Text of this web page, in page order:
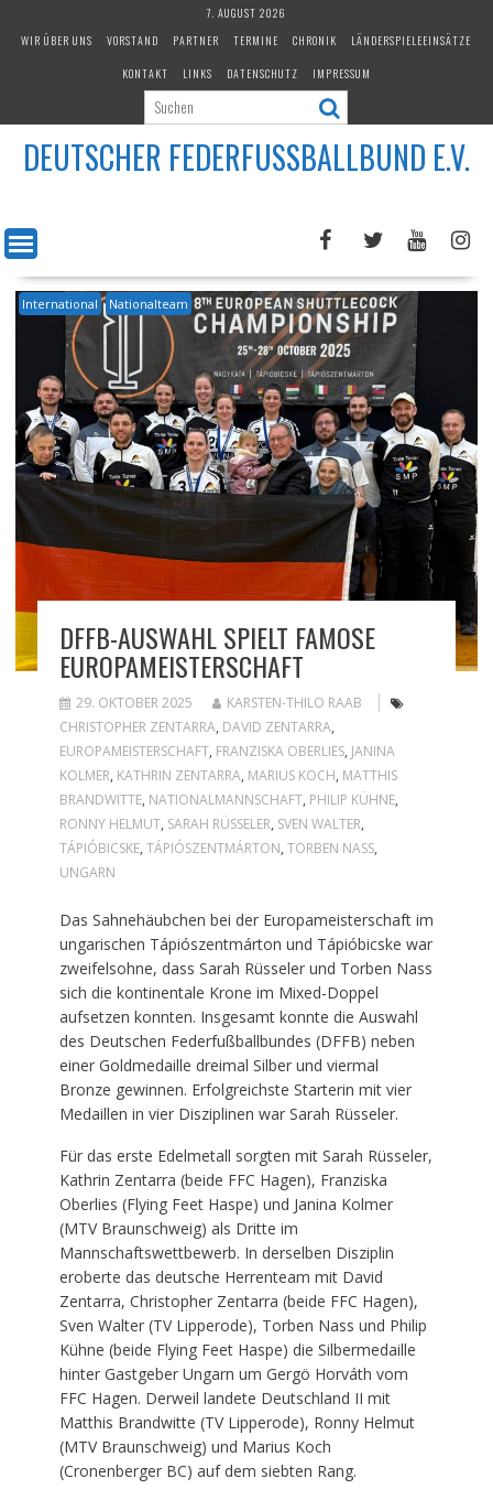
7. AUGUST 2026
WIR ÜBER UNS
VORSTAND PARTNER TERMINE CHRONIK
LÄNDERSPIELEEINSÄTZE
KONTAKT
LINKS DATENSCHUTZ IMPRESSUM
DEUTSCHER FEDERFUSSBALLBUND E.V.
International Nationalteam
DFFB-AUSWAHL SPIELT FAMOSE
EUROPAMEISTERSCHAFT
29. OKTOBER 2025
KARSTEN-THILO RAAB
CHRISTOPHER ZENTARRA, DAVID ZENTARRA,
EUROPAMEISTERSCHAFT, FRANZISKA OBERLIES, JANINA
KOLMER, KATHRIN ZENTARRA, MARIUS KOCH, MATTHIS
BRANDWITTE, NATIONALMANNSCHAFT, PHILIP KÜHNE,
RONNY HELMUT, SARAH RÜSSELER, SVEN WALTER,
TÁPIÓBICSKE, TÁPIÓSZENTMÁRTON, TORBEN NASS,
UNGARN
Das Sahnehäubchen bei der Europameisterschaft im
ungarischen Tápiószentmárton und Tápióbicske war
zweifelsohne, dass Sarah Rüsseler und Torben Nass
sich die kontinentale Krone im Mixed-Doppel
aufsetzen konnten. Insgesamt konnte die Auswahl
des Deutschen Federfußballbundes (DFFB) neben
einer Goldmedaille dreimal Silber und viermal
Bronze gewinnen. Erfolgreichste Starterin mit vier
Medaillen in vier Disziplinen war Sarah Rüsseler.
Für das erste Edelmetall sorgten mit Sarah Rüsseler,
Kathrin Zentarra (beide FFC Hagen), Franziska
Oberlies (Flying Feet Haspe) und Janina Kolmer
(MTV Braunschweig) als Dritte im
Mannschaftswettbewerb. In derselben Disziplin
eroberte das deutsche Herrenteam mit David
Zentarra, Christopher Zentarra (beide FFC Hagen),
Sven Walter (TV Lipperode), Torben Nass und Philip
Kühne (beide Flying Feet Haspe) die Silbermedaille
hinter Gastgeber Ungarn um Gergö Horváth vom
FFC Hagen. Derweil landete Deutschland II mit
Matthis Brandwitte (TV Lipperode), Ronny Helmut
(MTV Braunschweig) und Marius Koch
(Cronenberger BC) auf dem siebten Rang.